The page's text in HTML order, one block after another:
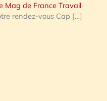
Mag de France Travail
rendez-vous Cap […]